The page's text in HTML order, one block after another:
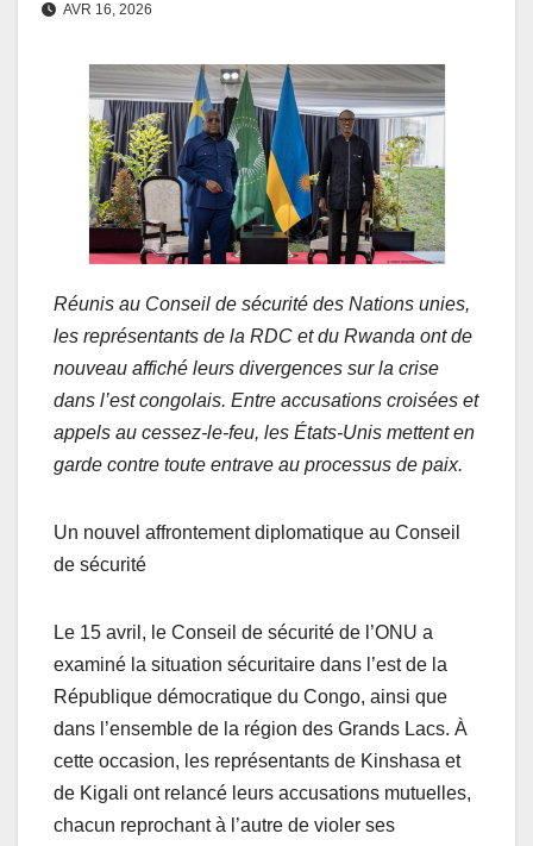
AVR 16, 2026
Réunis au Conseil de sécurité des Nations unies,
les représentants de la RDC et du Rwanda ont de
nouveau affiché leurs divergences sur la crise
dans l’est congolais. Entre accusations croisées et
appels au cessez-le-feu, les États-Unis mettent en
garde contre toute entrave au processus de paix.
Un nouvel affrontement diplomatique au Conseil
de sécurité
Le 15 avril, le Conseil de sécurité de l’ONU a
examiné la situation sécuritaire dans l’est de la
République démocratique du Congo, ainsi que
dans l’ensemble de la région des Grands Lacs. À
cette occasion, les représentants de Kinshasa et
de Kigali ont relancé leurs accusations mutuelles,
chacun reprochant à l’autre de violer ses